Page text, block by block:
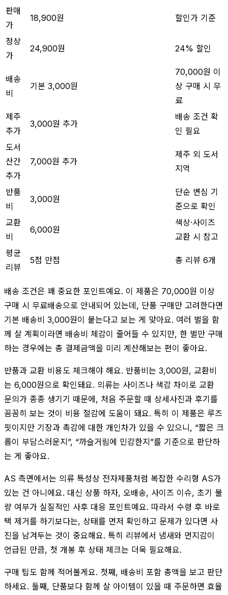
판매
가
18,900원 할인가 기준
정상
가
24,900원 24% 할인
배송
비
기본 3,000원
70,000원 이
상 구매 시 무
료
제주
추가
3,000원 추가
배송 조건 확
인 필요
도서
산간
추가
7,000원 추가
제주 외 도서
지역
반품
비
3,000원
단순 변심 기
준으로 확인
교환
비
6,000원
색상·사이즈
교환 시 참고
평균
리뷰
5점 만점 총 리뷰 6개
배송 조건은 꽤 중요한 포인트예요. 이 제품은 70,000원 이상
구매 시 무료배송으로 안내되어 있는데, 단품 구매만 고려한다면
기본 배송비 3,000원이 붙는다고 보는 게 맞아요. 여러 벌을 함
께 살 계획이라면 배송비 체감이 줄어들 수 있지만, 한 벌만 구매
하는 경우에는 총 결제금액을 미리 계산해보는 편이 좋아요.
반품과 교환 비용도 체크해야 해요. 반품비는 3,000원, 교환비
는 6,000원으로 확인돼요. 의류는 사이즈나 색감 차이로 교환
문의가 종종 생기기 때문에, 처음 주문할 때 상세사진과 후기를
꼼꼼히 보는 것이 비용 절감에 도움이 돼요. 특히 이 제품은 루즈
핏이지만 기장과 촉감에 대한 개인차가 있을 수 있으니, “짧은 크
롭이 부담스러운지”, “까슬거림에 민감한지”를 기준으로 판단하
는 게 좋아요.
AS 측면에서는 의류 특성상 전자제품처럼 복잡한 수리형 AS가
있는 건 아니에요. 대신 상품 하자, 오배송, 사이즈 이슈, 초기 불
량 여부가 실질적인 사후 대응 포인트예요. 따라서 수령 후 바로
택 제거를 하기보다는, 상태를 먼저 확인하고 문제가 있다면 사
진을 남겨두는 것이 중요해요. 특히 리뷰에서 냄새와 먼지감이
언급된 만큼, 첫 개봉 후 상태 체크는 더욱 필요해요.
구매 팁도 함께 적어볼게요. 첫째, 배송비 포함 총액을 보고 판단
하세요. 둘째, 단품보다 함께 살 아이템이 있을 때 주문하면 효율